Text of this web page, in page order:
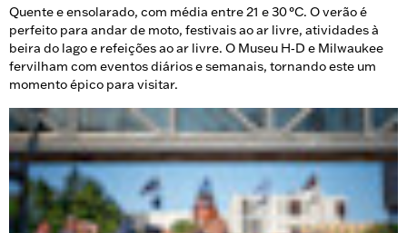
Quente e ensolarado, com média entre 21 e 30 °C. O verão é
perfeito para andar de moto, festivais ao ar livre, atividades à
beira do lago e refeições ao ar livre. O Museu H‑D e Milwaukee
fervilham com eventos diários e semanais, tornando este um
momento épico para visitar.